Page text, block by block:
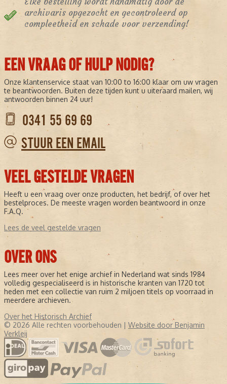
archivaris opgezocht en gecontroleerd op
compleetheid en schade voor verzending!
EEN VRAAG OF HULP NODIG?
Onze klantenservice staat van 10:00 to 16:00 klaar om uw vragen
te beantwoorden. Buiten deze tijden kunt u uiteraard mailen, wij
antwoorden binnen 24 uur!
0341 55 69 69
STUUR EEN EMAIL
VEEL GESTELDE VRAGEN
Heeft u een vraag over onze producten, het bedrijf, of over het
bestelproces. De meeste vragen worden beantwoord in onze
F.A.Q.
Lees de veel gestelde vragen
OVER ONS
Lees meer over het enige archief in Nederland wat sinds 1984
volledig gespecialiseerd is in historische kranten van 1720 tot
heden met een collectie van ruim 2 miljoen titels op voorraad in
meerdere archieven.
Over het Historisch Archief
© 2026 Alle rechten voorbehouden | Website door Benjamin
Verkleij